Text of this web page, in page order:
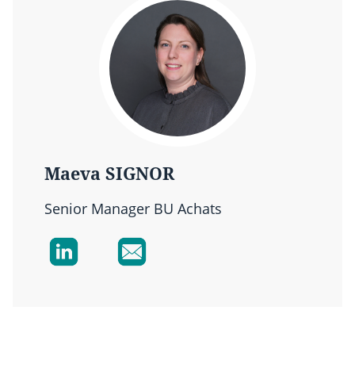
Maeva SIGNOR
Senior Manager BU Achats